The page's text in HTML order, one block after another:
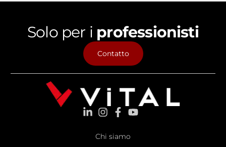
Solo per i professionisti
Contatto
Chi siamo